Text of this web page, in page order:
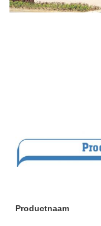
Productnaam